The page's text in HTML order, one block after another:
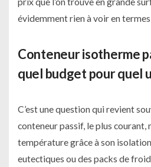
évidemment rien à voir en
Conteneur isotherme
quel budget pour quel
C’est une question qui revient
conteneur passif, le plus courant,
température grâce à son
eutectiques ou des packs de